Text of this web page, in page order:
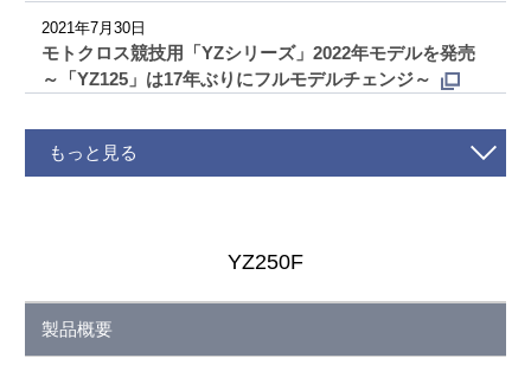
2021年7月30日
モトクロス競技用「YZシリーズ」2022年モデルを発売
～「YZ125」は17年ぶりにフルモデルチェンジ～
もっと見る
YZ250F
製品概要